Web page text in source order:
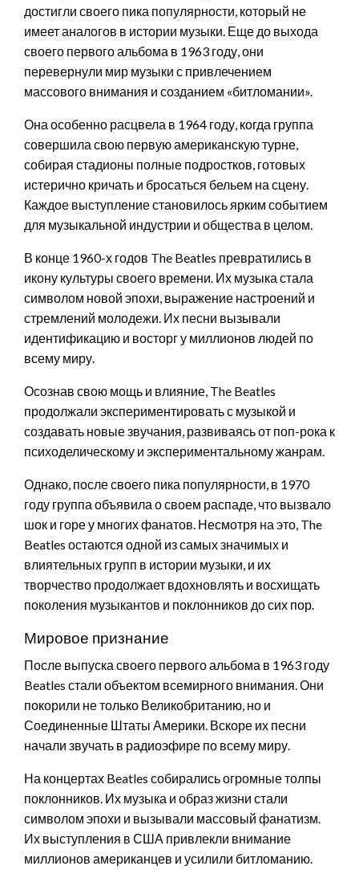
достигли своего пика популярности, который не
имеет аналогов в истории музыки. Еще до выхода
своего первого альбома в 1963 году, они
перевернули мир музыки с привлечением
массового внимания и созданием «битломании».
Она особенно расцвела в 1964 году, когда группа
совершила свою первую американскую турне,
собирая стадионы полные подростков, готовых
истерично кричать и бросаться бельем на сцену.
Каждое выступление становилось ярким событием
для музыкальной индустрии и общества в целом.
В конце 1960-х годов The Beatles превратились в
икону культуры своего времени. Их музыка стала
символом новой эпохи, выражение настроений и
стремлений молодежи. Их песни вызывали
идентификацию и восторг у миллионов людей по
всему миру.
Осознав свою мощь и влияние, The Beatles
продолжали экспериментировать с музыкой и
создавать новые звучания, развиваясь от поп-рока к
психоделическому и экспериментальному жанрам.
Однако, после своего пика популярности, в 1970
году группа объявила о своем распаде, что вызвало
шок и горе у многих фанатов. Несмотря на это, The
Beatles остаются одной из самых значимых и
влиятельных групп в истории музыки, и их
творчество продолжает вдохновлять и восхищать
поколения музыкантов и поклонников до сих пор.
Мировое признание
После выпуска своего первого альбома в 1963 году
Beatles стали объектом всемирного внимания. Они
покорили не только Великобританию, но и
Соединенные Штаты Америки. Вскоре их песни
начали звучать в радиоэфире по всему миру.
На концертах Beatles собирались огромные толпы
поклонников. Их музыка и образ жизни стали
символом эпохи и вызывали массовый фанатизм.
Их выступления в США привлекли внимание
миллионов американцев и усилили битломанию.